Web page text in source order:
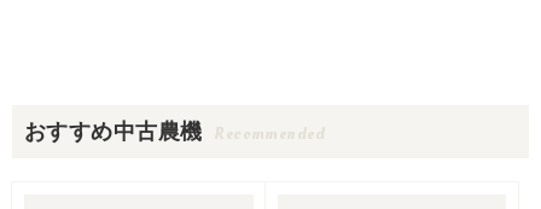
おすすめ中古農機 Recommended